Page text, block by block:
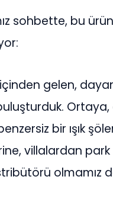
sohbette, bu
gelen,
bir ışık
villalardan
olmamız